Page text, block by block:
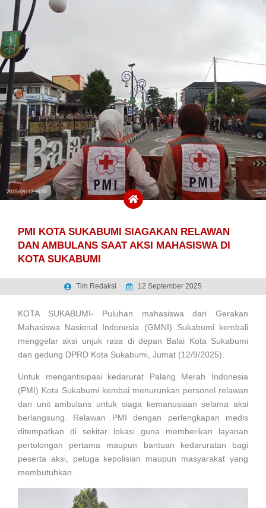
PMI KOTA SUKABUMI SIAGAKAN RELAWAN
DAN AMBULANS SAAT AKSI MAHASISWA DI
KOTA SUKABUMI
Tim Redaksi 12 September 2025
KOTA SUKABUMI- Puluhan mahasiswa dari Gerakan
Mahasiswa Nasional Indonesia (GMNI) Sukabumi kembali
menggelar aksi unjuk rasa di depan Balai Kota Sukabumi
dan gedung DPRD Kota Sukabumi, Jumat (12/9/2025).
Untuk mengantisipasi kedarurat Palang Merah Indonesia
(PMI) Kota Sukabumi kembai menurunkan personel relawan
dan unit ambulans untuk siaga kemanusiaan selama aksi
berlangsung. Relawan PMI dengan perlengkapan medis
ditempatkan di sekitar lokasi guna memberikan layanan
pertolongan pertama maupun bantuan kedaruratan bagi
peserta aksi, petuga kepolisian maupun masyarakat yang
membutuhkan.